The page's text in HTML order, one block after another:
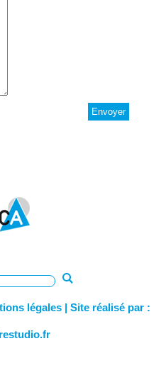
légales| Site réalisé par :